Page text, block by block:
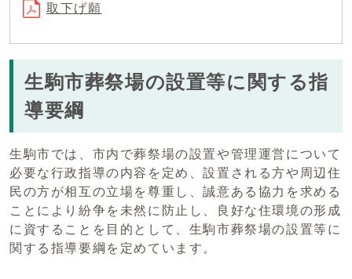
取下げ願
生駒市葬祭場の設置等に関する指
導要綱
生駒市では、市内で葬祭場の設置や管理運営について
必要な行政指導の内容を定め、設置される方や周辺住
民の方が相互の立場を尊重し、誠意ある協力を求める
ことにより紛争を未然に防止し、良好な住環境の形成
に資することを目的として、生駒市葬祭場の設置等に
関する指導要綱を定めています。